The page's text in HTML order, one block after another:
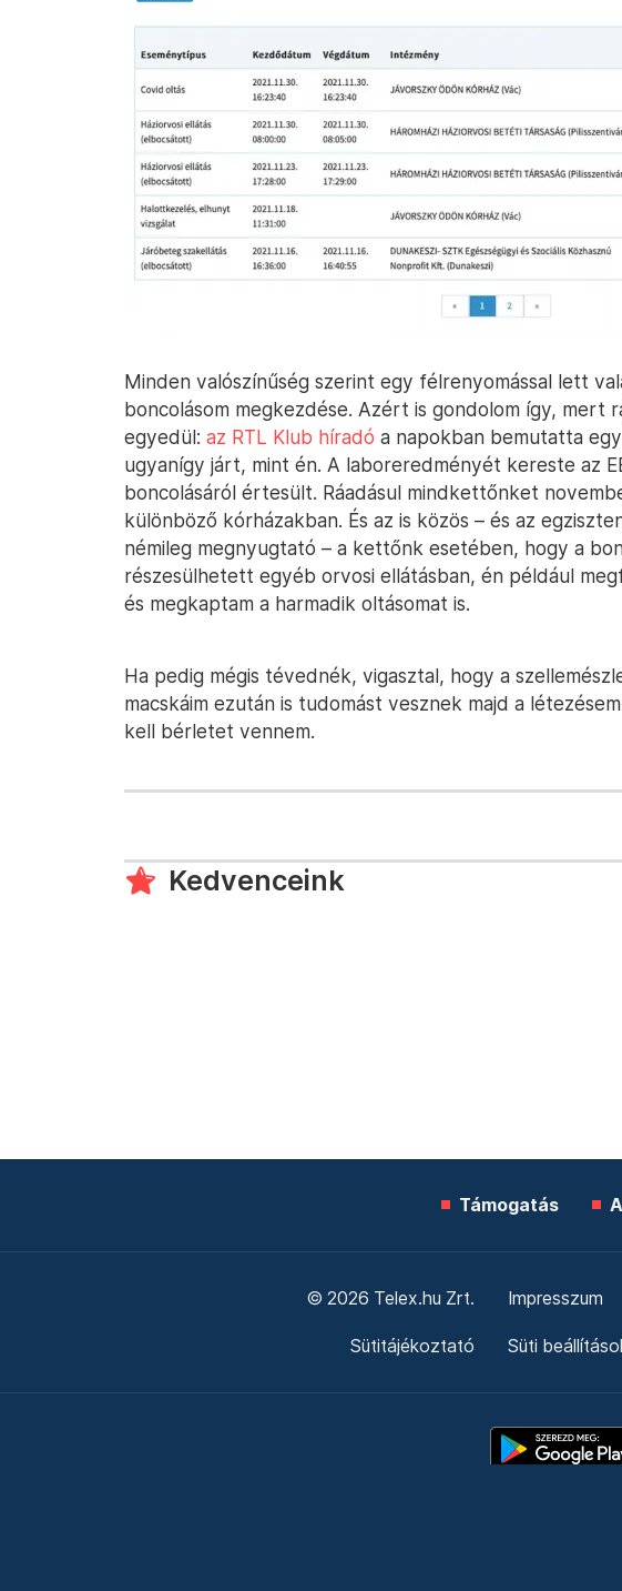
Minden valószínűség szerint egy félrenyomással lett
boncolásom megkezdése. Azért is gondolom így, mert
egyedül: az RTL Klub híradó a napokban bemutatta
ugyanígy járt, mint én. A laboreredményét kereste az
boncolásáról értesült. Ráadásul mindkettőnket
különböző kórházakban. És az is közös – és az
némileg megnyugtató – a kettőnk esetében, hogy a
részesülhetett egyéb orvosi ellátásban, én például
és megkaptam a harmadik oltásomat is.
Ha pedig mégis tévednék, vigasztal, hogy a
macskáim ezután is tudomást vesznek majd a
kell bérletet vennem.
Kedvenceink
Támogatás
© 2026 Telex.hu Zrt. Impresszum
Sütitájékoztató Süti